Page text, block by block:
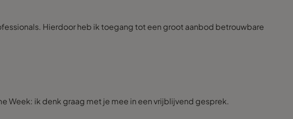
Hierdoor heb ik toegang tot een groot aanbod betrouwbare
Week: ik denk graag met je mee in een vrijblijvend gesprek.